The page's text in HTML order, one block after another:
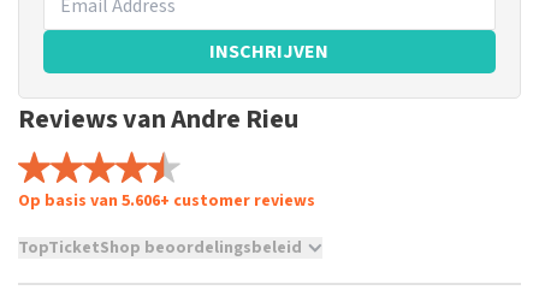
INSCHRIJVEN
Reviews van Andre Rieu
Op basis van 5.606+ customer reviews
TopTicketShop beoordelingsbeleid